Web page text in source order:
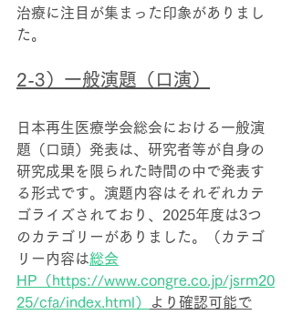
治療に注目が集まった印象がありまし
た。
2-3）一般演題（口演）
日本再生医療学会総会における一般演
題（口頭）発表は、研究者等が自身の
研究成果を限られた時間の中で発表す
る形式です。演題内容はそれぞれカテ
ゴライズされており、2025年度は3つ
のカテゴリーがありました。（カテゴ
リー内容は総会
HP（ https://www.congre.co.jp/jsrm20
25/cfa/index.html）
より確認可能で